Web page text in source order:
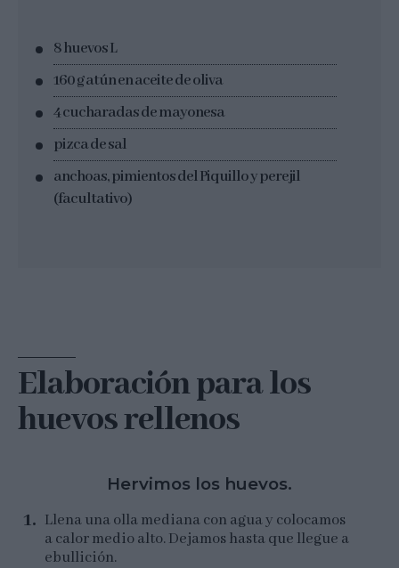
8 huevos L
160 g atún en aceite de oliva
4 cucharadas de mayonesa
pizca de sal
anchoas, pimientos del Piquillo y perejil
(facultativo)
Elaboración para los
huevos rellenos
Hervimos los huevos.
Llena una olla mediana con agua y colocamos
a calor medio alto. Dejamos hasta que llegue a
ebullición.